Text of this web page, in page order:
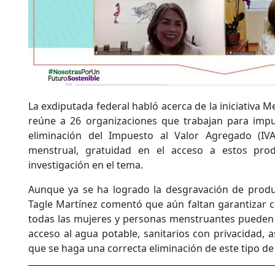
La exdiputada federal habló acerca de la iniciativa
reúne a 26 organizaciones que trabajan para
eliminación del Impuesto al Valor Agregado
menstrual, gratuidad en el acceso a estos
investigación en el tema.
Aunque ya se ha logrado la desgravación de
Tagle Martínez comentó que aún faltan garantizar
todas las mujeres y personas menstruantes
acceso al agua potable, sanitarios con privacidad,
que se haga una correcta eliminación de este tipo